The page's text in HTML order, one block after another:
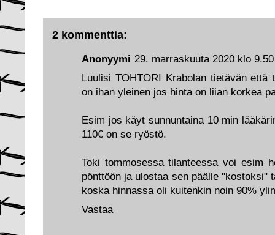
2 kommenttia:
Anonyymi 29. marraskuuta 2020 klo 9.50
Luulisi TOHTORI Krabolan tietävän
on ihan yleinen jos hinta on liian korkea
Esim jos käyt sunnuntaina 10 min
110€ on se ryöstö.
Toki tommosessa tilanteessa voi esim
pönttöön ja ulostaa sen päälle "kostoksi"
koska hinnassa oli kuitenkin noin 90%
Vastaa